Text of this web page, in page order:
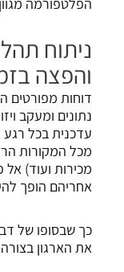
ניתוח
והפצה
דוחות מפורטים
נתונים ומעקב
עדכנית בכל רגע
מכל המקורות
מכירות ועוד)
אחריהם הופך
כך שבסופו של
את הארגון